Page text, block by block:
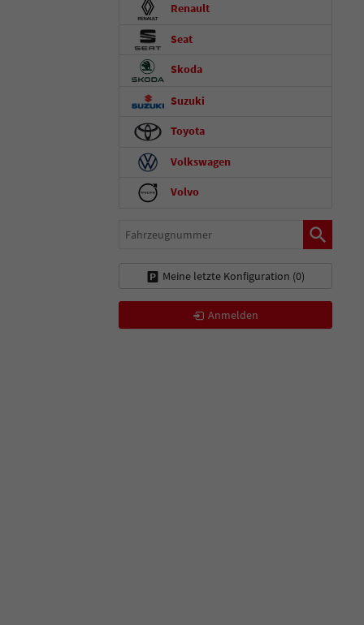
Renault
Seat
Skoda
Suzuki
Toyota
Volkswagen
Volvo
Fahrzeugnummer
Meine letzte Konfiguration (0)
Anmelden